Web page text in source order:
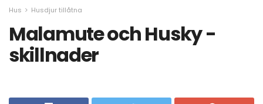
Hus Husdjur tillåtna
Malamute och Husky -
skillnader